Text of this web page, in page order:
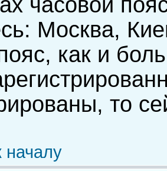
Москва,
как и
то
началу